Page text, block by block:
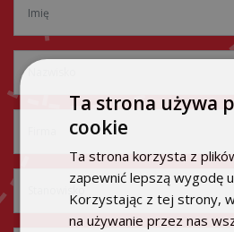
Ta strona używa
cookie
Ta strona korzysta z
zapewnić lepszą wygodę
Korzystając z tej strony,
na używanie przez nas